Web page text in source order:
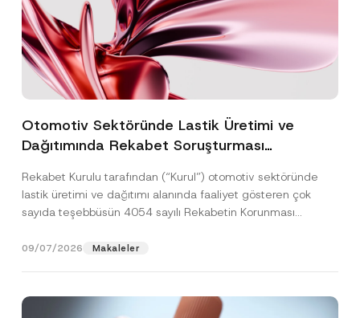
Otomotiv Sektöründe Lastik Üretimi ve
Dağıtımında Rekabet Soruşturması
Cezasına Hükmedilmiştir
Rekabet Kurulu tarafından (“Kurul”) otomotiv sektöründe
lastik üretimi ve dağıtımı alanında faaliyet gösteren çok
sayıda teşebbüsün 4054 sayılı Rekabetin Korunması
09/07/2026 Makaleler